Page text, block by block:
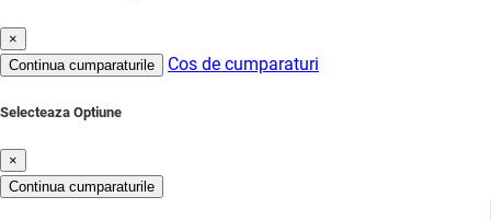
×
Continua cumparaturile
Cos de cumparaturi
Selecteaza Optiune
×
Continua cumparaturile